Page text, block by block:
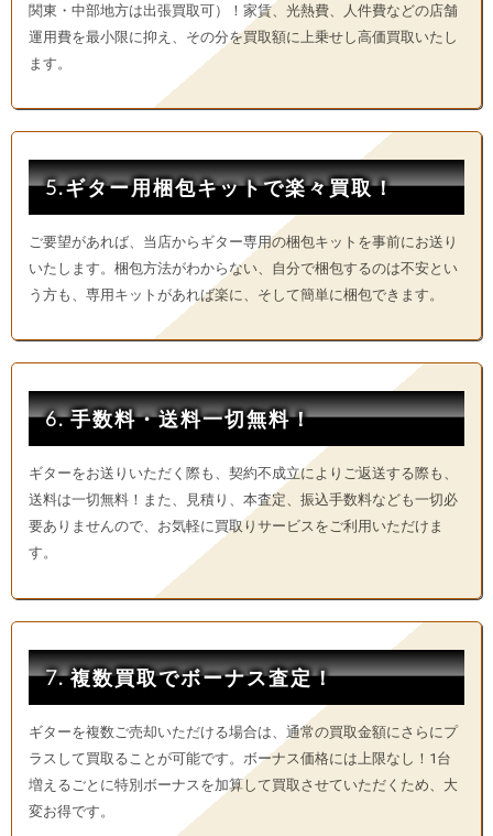
関東・中部地方は出張買取可）！家賃、光熱費、人件費などの店舗
運用費を最小限に抑え、その分を買取額に上乗せし高価買取いたし
ます。
5.ギター用梱包キットで楽々買取！
ご要望があれば、当店からギター専用の梱包キットを事前にお送り
いたします。梱包方法がわからない、自分で梱包するのは不安とい
う方も、専用キットがあれば楽に、そして簡単に梱包できます。
6. 手数料・送料一切無料！
ギターをお送りいただく際も、契約不成立によりご返送する際も、
送料は一切無料！また、見積り、本査定、振込手数料なども一切必
要ありませんので、お気軽に買取りサービスをご利用いただけま
す。
7. 複数買取でボーナス査定！
ギターを複数ご売却いただける場合は、通常の買取金額にさらにプ
ラスして買取ることが可能です。ボーナス価格には上限なし！1台
増えるごとに特別ボーナスを加算して買取させていただくため、大
変お得です。